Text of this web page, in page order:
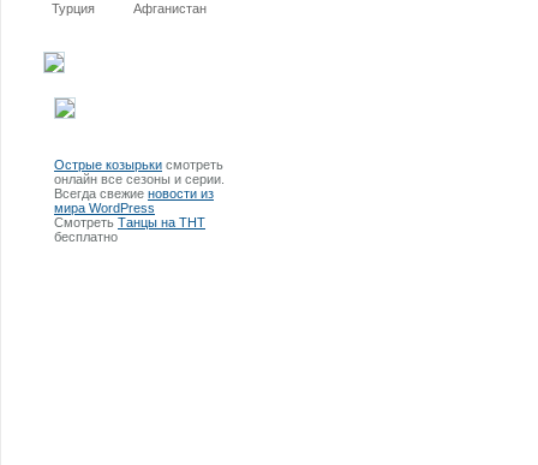
Турция Афганистан
Острые козырьки смотреть
онлайн все сезоны и серии.
Всегда свежие новости из
мира WordPress
Смотреть Танцы на ТНТ
бесплатно